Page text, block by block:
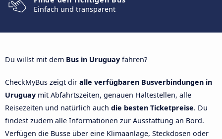
Einfach und transparent
Du willst mit dem Bus in Uruguay fahren?
CheckMyBus zeigt dir alle verfügbaren Busverbindungen in
Uruguay mit Abfahrtszeiten, genauen Haltestellen, alle
Reisezeiten und natürlich auch die besten Ticketpreise. Du
findest zudem alle Informationen zur Ausstattung an Bord.
Verfügen die Busse über eine Klimaanlage, Steckdosen oder